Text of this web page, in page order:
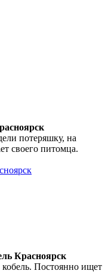
потеряшку, на
своего питомца.
Красноярск
Постоянно ищет